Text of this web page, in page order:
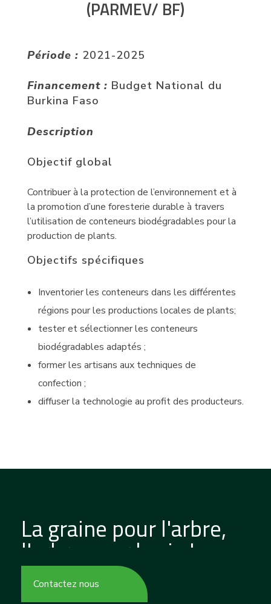
(PARMEV/ BF)
Période : 2021-2025
Financement : Budget National du
Burkina Faso
Description
Objectif global
Contribuer à la protection de l’environnement et à
la promotion d’une foresterie durable à travers
l’utilisation de conteneurs biodégradables pour la
production de plants.
Objectifs spécifiques
Inventorier les conteneurs dans les différentes
régions pour les productions locales de plants;
tester et sélectionner les conteneurs
biodégradables adaptés ;
former les artisans aux techniques de
confection ;
diffuser la technologie au profit des producteurs.
La graine pour l'arbre,
l'arbre pour la vie !
Contactez nous